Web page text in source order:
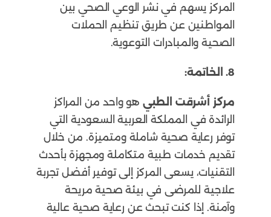
المركز يسهم في نشر الوعي الصحي بين
المواطنين عن طريق تنظيم الحملات
الصحية والمبادرات التوعوية.
8. الخاتمة:
مركز أشرقت الطبي هو واحد من المراكز
الرائدة في المملكة العربية السعودية التي
توفر رعاية صحية شاملة ومتميزة. من خلال
تقديم خدمات طبية متكاملة ومجهزة بأحدث
التقنيات، يسعى المركز إلى توفير أفضل تجربة
علاجية للمرضى في بيئة صحية مريحة
وآمنة. إذا كنت تبحث عن رعاية صحية عالية